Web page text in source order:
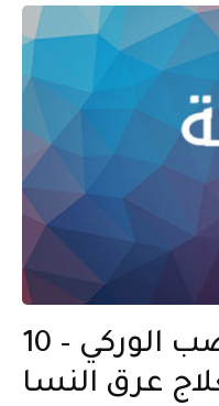
علاج آلام العصب الوركي – 10
عرق النسا